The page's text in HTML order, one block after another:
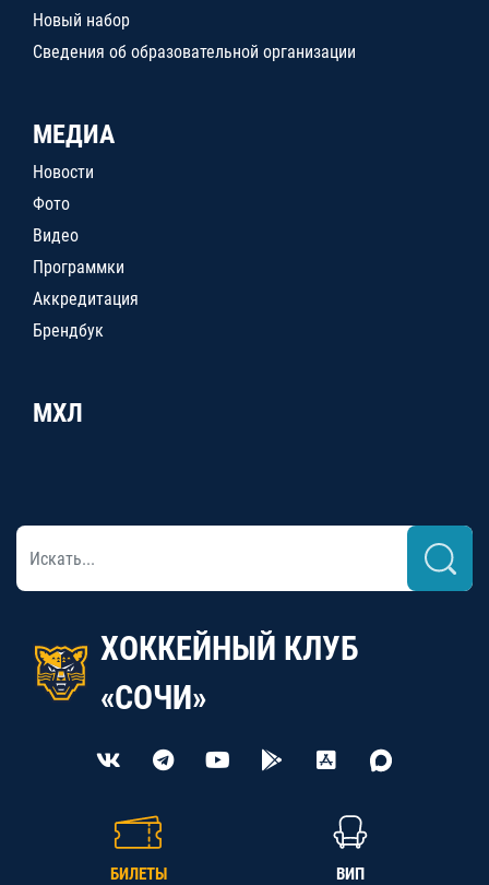
Новый набор
Сведения об образовательной организации
МЕДИА
Новости
Фото
Видео
Программки
Аккредитация
Брендбук
МХЛ
ХОККЕЙНЫЙ КЛУБ
«СОЧИ»
БИЛЕТЫ ВИП